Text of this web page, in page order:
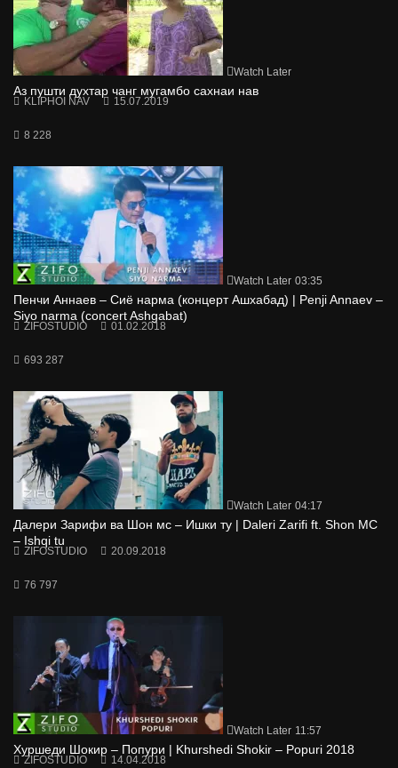
Watch Later
Аз пушти духтар чанг мугамбо сахнаи нав
KLIPHOI NAV 15.07.2019
8 228
Watch Later 03:35
Пенчи Аннаев – Сиё нарма (концерт Ашхабад) | Penji Annaev –
Siyo narma (concert Ashgabat)
ZIFOSTUDIO 01.02.2018
693 287
Watch Later 04:17
Далери Зарифи ва Шон мс – Ишки ту | Daleri Zarifi ft. Shon MC
– Ishqi tu
ZIFOSTUDIO 20.09.2018
76 797
Watch Later 11:57
Хуршеди Шокир – Попури | Khurshedi Shokir – Popuri 2018
ZIFOSTUDIO 14.04.2018